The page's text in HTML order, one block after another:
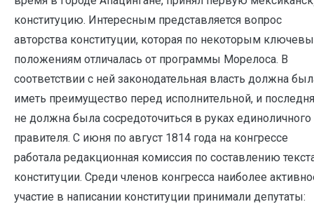
конституцию. Интересным представляется вопрос
авторства конституции, которая по некоторым
положениям отличалась от программы Морелоса. В
соответствии с ней законодательная власть должна
иметь преимущество перед исполнительной, и
не должна была сосредоточиться в руках единоличного
правителя. С июня по август 1814 года на конгрессе
работала редакционная комиссия по составлению
конституции. Среди членов конгресса наиболее
участие в написании конституции принимали депутаты: